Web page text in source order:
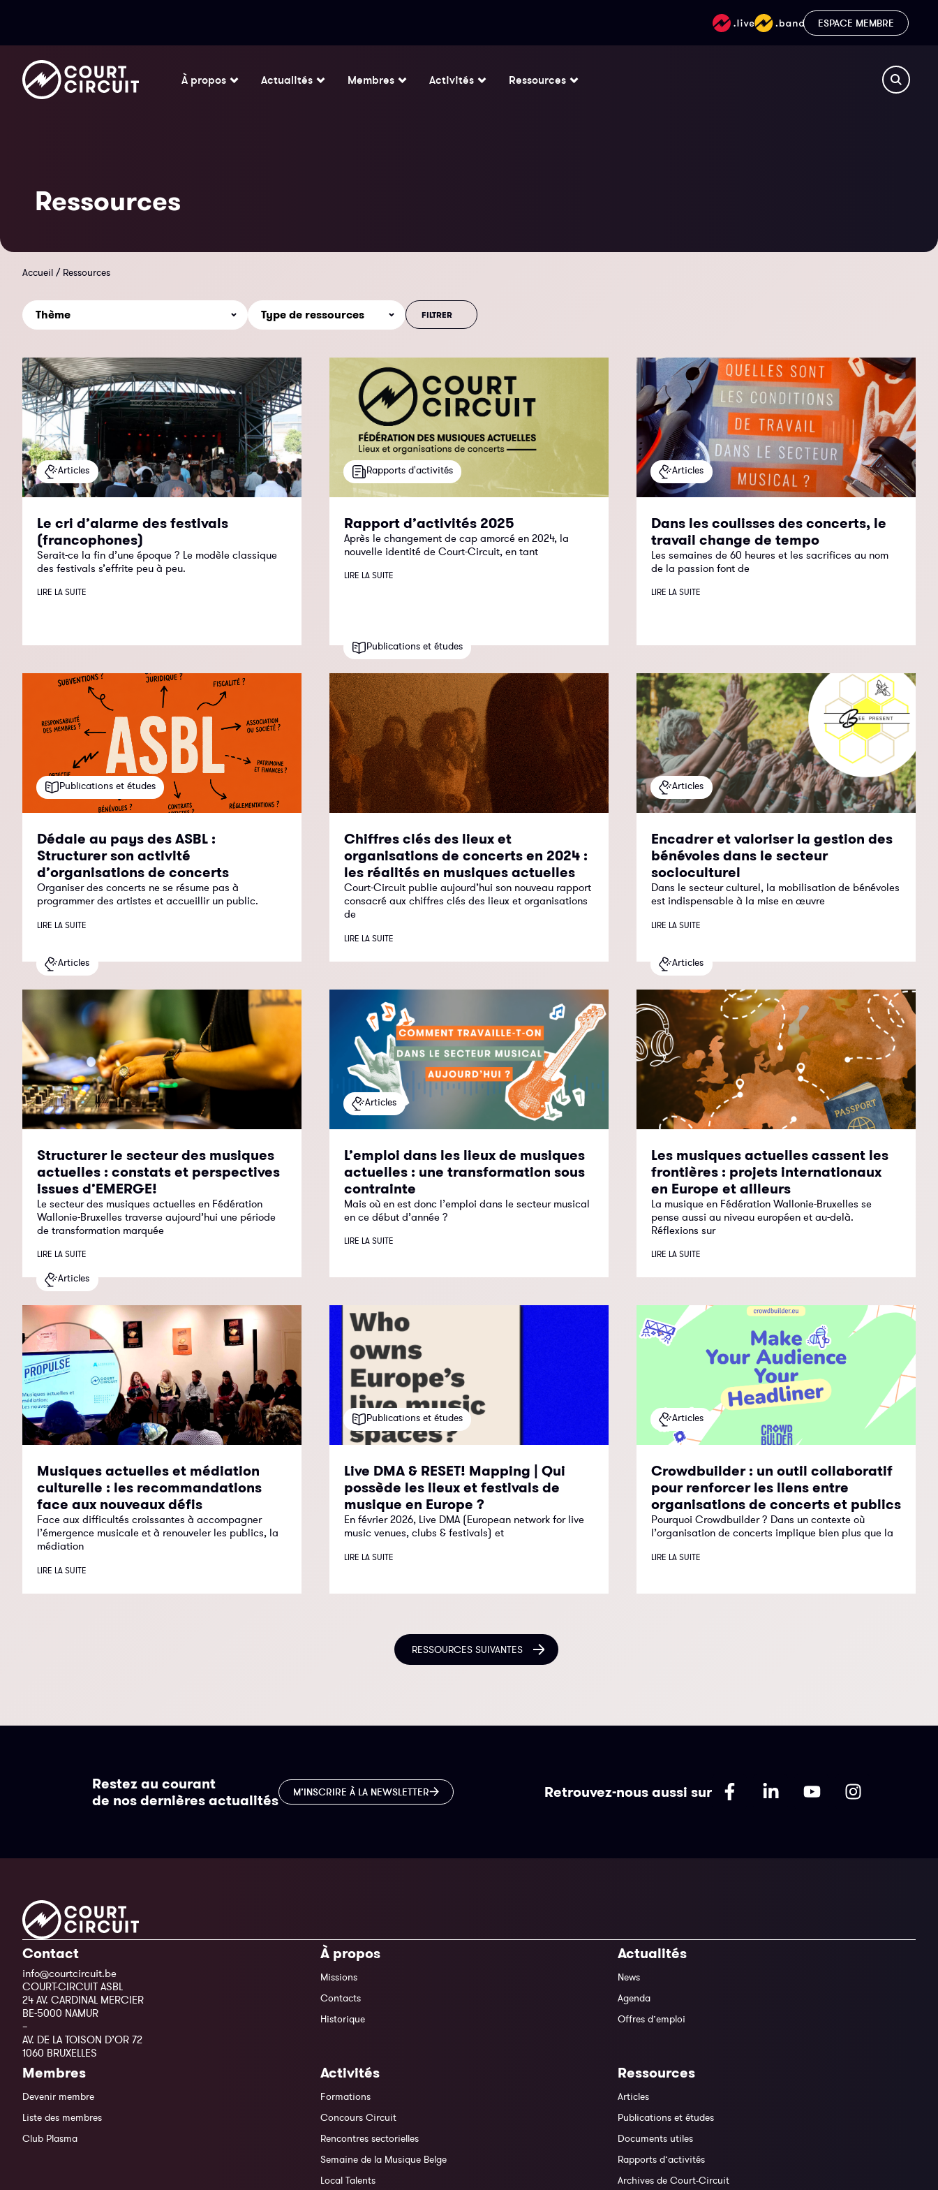
ESPACE MEMBRE
À propos Actualités Membres Activités Ressources
Ressources
Accueil / Ressources
Articles
Le cri d’alarme des festivals
(francophones)
Serait-ce la fin d’une époque ? Le modèle classique
des festivals s’effrite peu à peu.
LIRE LA SUITE
Rapports d'activités
Rapport d’activités 2025
Après le changement de cap amorcé en 2024, la
nouvelle identité de Court-Circuit, en tant
LIRE LA SUITE
Articles
Dans les coulisses des concerts, le
travail change de tempo
Les semaines de 60 heures et les sacrifices au nom
de la passion font de
LIRE LA SUITE
Publications et études
Dédale au pays des ASBL :
Structurer son activité
d’organisations de concerts
Organiser des concerts ne se résume pas à
programmer des artistes et accueillir un public.
LIRE LA SUITE
Publications et études
Chiffres clés des lieux et
organisations de concerts en 2024 :
les réalités en musiques actuelles
Court-Circuit publie aujourd’hui son nouveau rapport
consacré aux chiffres clés des lieux et organisations
de
LIRE LA SUITE
Articles
Encadrer et valoriser la gestion des
bénévoles dans le secteur
socioculturel
Dans le secteur culturel, la mobilisation de bénévoles
est indispensable à la mise en œuvre
LIRE LA SUITE
Articles
Structurer le secteur des musiques
actuelles : constats et perspectives
issues d’EMERGE!
Le secteur des musiques actuelles en Fédération
Wallonie-Bruxelles traverse aujourd’hui une période
de transformation marquée
LIRE LA SUITE
Articles
L’emploi dans les lieux de musiques
actuelles : une transformation sous
contrainte
Mais où en est donc l’emploi dans le secteur musical
en ce début d’année ?
LIRE LA SUITE
Articles
Les musiques actuelles cassent les
frontières : projets internationaux
en Europe et ailleurs
La musique en Fédération Wallonie-Bruxelles se
pense aussi au niveau européen et au-delà.
Réflexions sur
LIRE LA SUITE
Articles
Musiques actuelles et médiation
culturelle : les recommandations
face aux nouveaux défis
Face aux difficultés croissantes à accompagner
l’émergence musicale et à renouveler les publics, la
médiation
LIRE LA SUITE
Publications et études
Live DMA & RESET! Mapping | Qui
possède les lieux et festivals de
musique en Europe ?
En février 2026, Live DMA (European network for live
music venues, clubs & festivals) et
LIRE LA SUITE
Articles
Crowdbuilder : un outil collaboratif
pour renforcer les liens entre
organisations de concerts et publics
Pourquoi Crowdbuilder ? Dans un contexte où
l’organisation de concerts implique bien plus que la
LIRE LA SUITE
RESSOURCES SUIVANTES
Restez au courant
de nos dernières actualités
M’INSCRIRE À LA NEWSLETTER Retrouvez-nous aussi sur
Contact
info@courtcircuit.be
COURT-CIRCUIT ASBL
24 AV. CARDINAL MERCIER
BE-5000 NAMUR
–
AV. DE LA TOISON D’OR 72
1060 BRUXELLES
À propos
Missions
Contacts
Historique
Actualités
News
Agenda
Offres d’emploi
Membres
Devenir membre
Liste des membres
Club Plasma
Activités
Formations
Concours Circuit
Rencontres sectorielles
Semaine de la Musique Belge
Local Talents
Ressources
Articles
Publications et études
Documents utiles
Rapports d’activités
Archives de Court-Circuit